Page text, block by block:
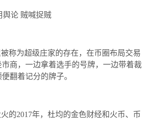
舆论 贼喊捉贼
称为超级庄家的存在，在币圈布局交易
商，一边拿着选手的号牌，一边带着裁
翻着记分的牌子。
的2017年，杜均的金色财经和火币、币